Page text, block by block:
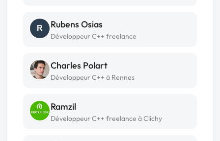
R Rubens Osias
Développeur C++ freelance
Charles Polart
Développeur C++ à Rennes
Ramzil
Développeur C++ freelance à Clichy